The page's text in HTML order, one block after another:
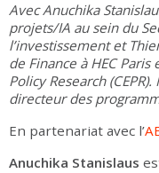
Avec Anuchika
projets/IA au sein du
l’investissement et
de Finance à HEC
Policy Research
directeur des
En partenariat avec l’
Anuchika Stanislaus